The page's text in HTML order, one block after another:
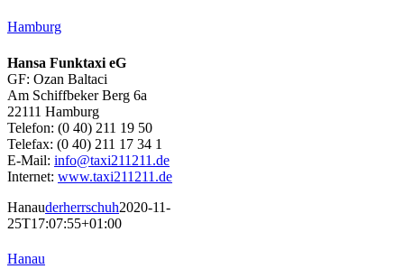
Hamburg
Hansa Funktaxi eG
GF: Ozan Baltaci
Am Schiffbeker Berg 6a
22111 Hamburg
Telefon: (0 40) 211 19 50
Telefax: (0 40) 211 17 34 1
E-Mail: info@taxi211211.de
Internet: www.taxi211211.de
Hanauderherrschuh2020-11-
25T17:07:55+01:00
Hanau